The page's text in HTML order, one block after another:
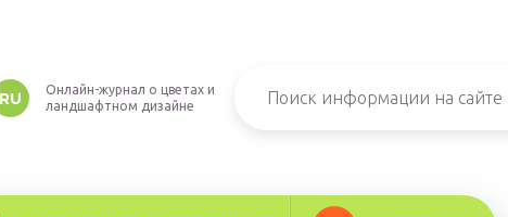
RU
Онлайн-журнал о цветах и
ландшафтном дизайне